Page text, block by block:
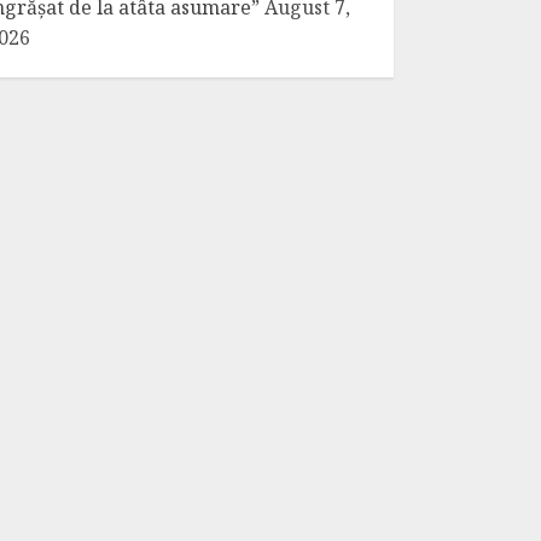
de la atâta asumare” August 7,